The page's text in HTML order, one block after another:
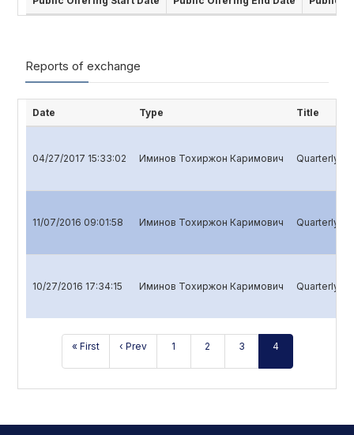
Reports of exchange
Date Type Title
04/27/2017 15:33:02 Иминов Тохиржон Каримович Quarterly
11/07/2016 09:01:58 Иминов Тохиржон Каримович Quarterly
10/27/2016 17:34:15 Иминов Тохиржон Каримович Quarterly
« First ‹ Prev 1 2 3 4